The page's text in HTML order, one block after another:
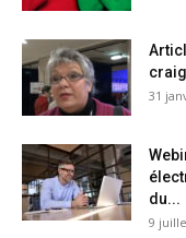
31
du...
9